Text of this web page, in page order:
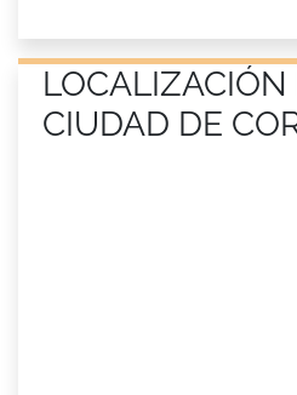
LOCALIZACIÓN
CIUDAD DE